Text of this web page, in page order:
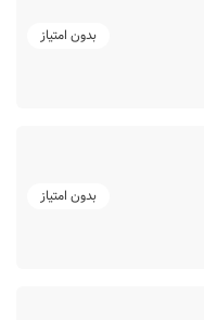
بدون امتیاز
بدون امتیاز